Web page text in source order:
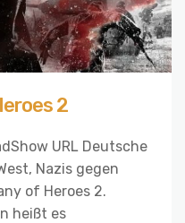
2
URL Deutsche
Nazis gegen
of Heroes 2.
heißt es